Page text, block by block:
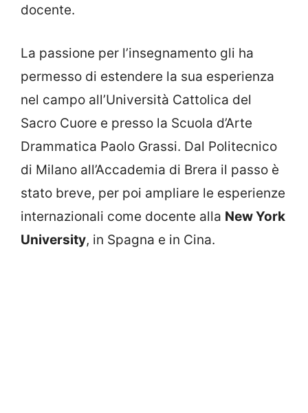
docente.
La passione per l’insegnamento gli ha
permesso di estendere la sua esperienza
nel campo all’Università Cattolica del
Sacro Cuore e presso la Scuola d’Arte
Drammatica Paolo Grassi. Dal Politecnico
di Milano all’Accademia di Brera il passo è
stato breve, per poi ampliare le esperienze
internazionali come docente alla New York
University, in Spagna e in Cina.